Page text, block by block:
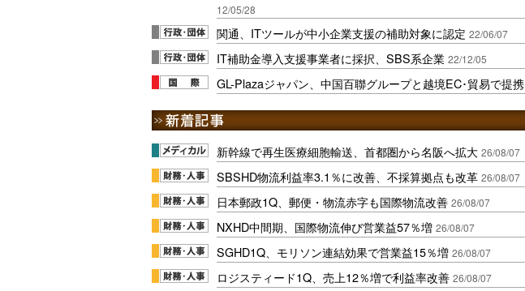
12/05/28
関通、ITツールが中小企業支援の補助対象に認定 22/06/07
IT補助金導入支援事業者に採択、SBS系企業 22/12/05
GL-Plazaジャパン、中国百聯グループと越境EC･貿易で提携
新幹線で再生医療細胞輸送、首都圏から名阪へ拡大 26/08/07
SBSHD物流利益率3.1％に改善、不採算拠点も改革 26/08/07
日本郵政1Q、郵便・物流赤字も国際物流改善 26/08/07
NXHD中間期、国際物流伸び営業益57％増 26/08/07
SGHD1Q、モリソン連結効果で営業益15％増 26/08/07
ロジスティード1Q、売上12％増で利益率改善 26/08/07